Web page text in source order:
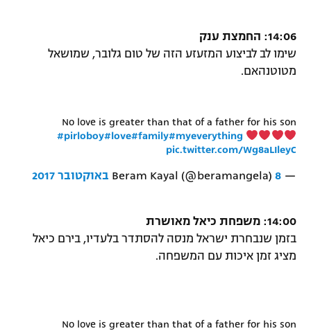
14:06: החמצת ענק
שימו לב לביצוע המזעזע הזה של טום גלובר, שמושאל
מטוטנהאם.
No love is greater than that of a father for his son
#pirloboy#love#family#myeverything
pic.twitter.com/Wg8aLIleyC
— Beram Kayal (@beramangela) 8 באוקטובר 2017
14:00: משפחת כיאל מאושרת
בזמן שנבחרת ישראל מנסה להסתדר בלעדיו, בירם כיאל
מציג זמן איכות עם המשפחה.
No love is greater than that of a father for his son